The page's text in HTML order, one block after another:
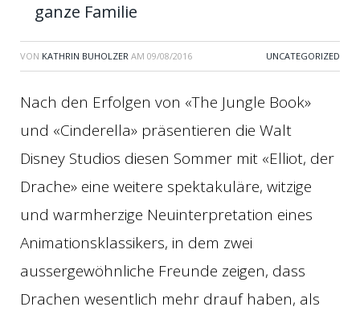
ganze Familie
VON KATHRIN BUHOLZER AM 09/08/2016 UNCATEGORIZED
Nach den Erfolgen von «The Jungle Book»
und «Cinderella» präsentieren die Walt
Disney Studios diesen Sommer mit «Elliot, der
Drache» eine weitere spektakuläre, witzige
und warmherzige Neuinterpretation eines
Animationsklassikers, in dem zwei
aussergewöhnliche Freunde zeigen, dass
Drachen wesentlich mehr drauf haben, als